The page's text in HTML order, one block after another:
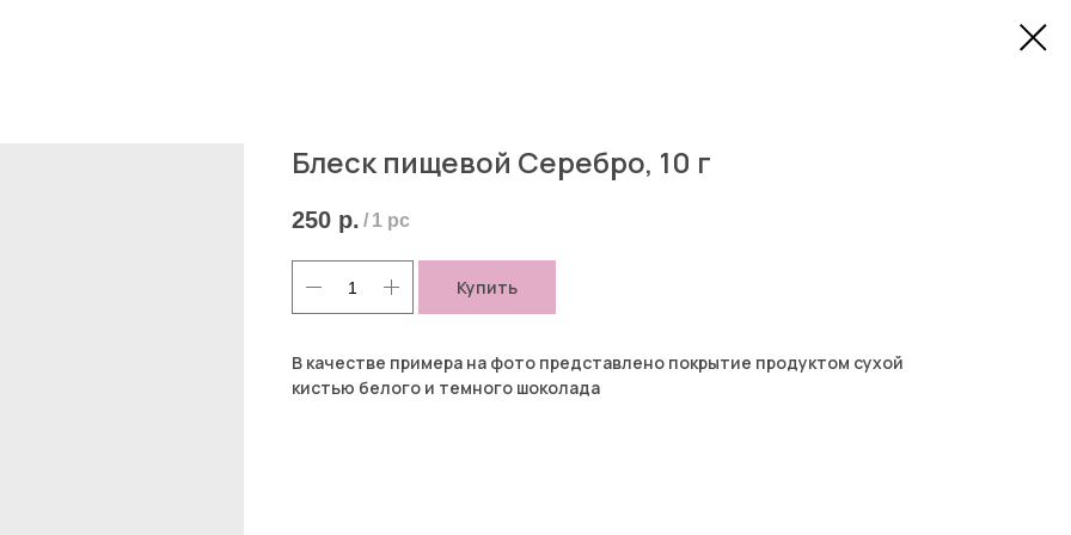
Блеск пищевой Серебро, 10 г
250 р. / 1 pc
Купить
В качестве примера на фото представлено покрытие продуктом сухой
кистью белого и темного шоколада